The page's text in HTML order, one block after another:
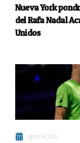
Nueva York
del Rafa Nadal
Unidos
agosto 8, 2026